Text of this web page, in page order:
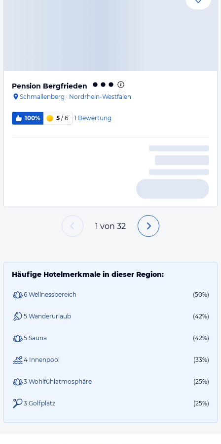
Pension Bergfrieden
Schmallenberg · Nordrhein-Westfalen
100% 5 / 6 1 Bewertung
1 von 32
Häufige Hotelmerkmale in dieser Region:
6 Wellnessbereich (50%)
5 Wanderurlaub (42%)
5 Sauna (42%)
4 Innenpool (33%)
3 Wohlfühlatmosphäre (25%)
3 Golfplatz (25%)